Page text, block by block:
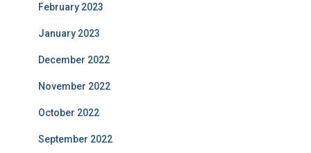
February 2023
January 2023
December 2022
November 2022
October 2022
September 2022